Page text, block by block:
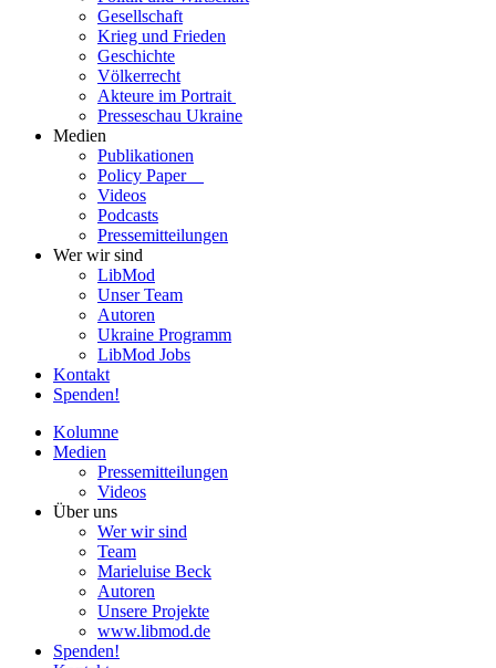
Gesell­schaft
Krieg und Frieden
Geschichte
Völ­ker­recht
Akteure im Portrait
Pres­se­schau Ukraine
Medien
Publi­ka­tio­nen
Policy Paper
Videos
Pod­casts
Pres­se­mit­tei­lun­gen
Wer wir sind
LibMod
Unser Team
Autoren
Ukraine Pro­gramm
LibMod Jobs
Kontakt
Spenden!
Kolumne
Medien
Pres­se­mit­tei­lun­gen
Videos
Über uns
Wer wir sind
Team
Marie­luise Beck
Autoren
Unsere Pro­jekte
www.libmod.de
Spenden!